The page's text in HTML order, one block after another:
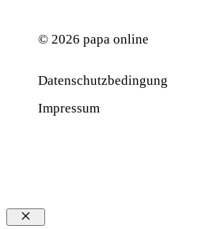
© 2026 papa online
Datenschutzbedingung
Impressum